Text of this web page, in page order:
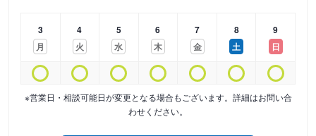
3
月
4
火
5
水
6
木
7
金
8
土
9
日
※営業日・相談可能日が変更となる場合もございます。詳細はお問い合
わせください。